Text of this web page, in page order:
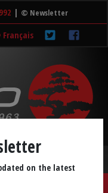
| © Newsletter
Français
on the latest